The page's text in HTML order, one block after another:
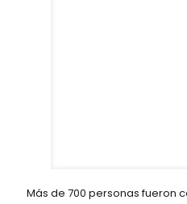
Más de 700 personas fueron